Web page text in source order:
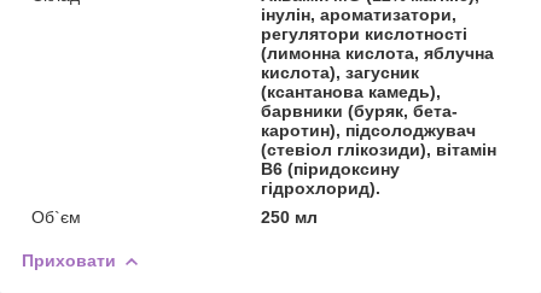
інулін, ароматизатори,
регулятори кислотності
(лимонна кислота, яблучна
кислота), загусник
(ксантанова камедь),
барвники (буряк, бета-
каротин), підсолоджувач
(стевіол глікозиди), вітамін
В6 (піридоксину
гідрохлорид).
Об`єм
250 мл
Приховати